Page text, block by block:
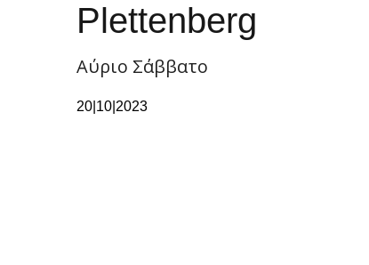
Plettenberg
Αύριο Σάββατο
20|10|2023